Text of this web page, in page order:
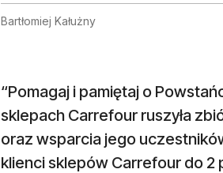
Bartłomiej Kałużny
“Pomagaj i pamiętaj o
sklepach Carrefour ruszyła
oraz wsparcia jego
klienci sklepów Carrefour do 2